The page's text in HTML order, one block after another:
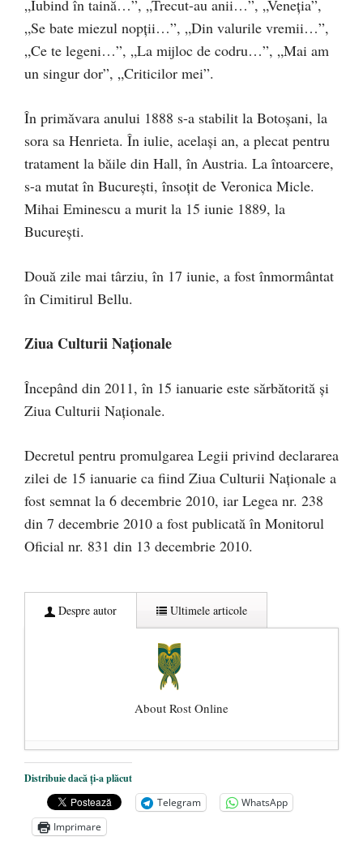
„Iubind în taină…”, „Trecut-au anii…”, „Veneţia”,
„Se bate miezul nopţii…”, „Din valurile vremii…”,
„Ce te legeni…”, „La mijloc de codru…”, „Mai am
un singur dor”, „Criticilor mei”.
În primăvara anului 1888 s-a stabilit la Botoşani, la
sora sa Henrieta. În iulie, acelaşi an, a plecat pentru
tratament la băile din Hall, în Austria. La întoarcere,
s-a mutat în Bucureşti, însoţit de Veronica Micle.
Mihai Eminescu a murit la 15 iunie 1889, la
Bucureşti.
Două zile mai târziu, în 17 iunie, a fost înmormântat
în Cimitirul Bellu.
Ziua Culturii Naționale
Începând din 2011, în 15 ianuarie este sărbătorită și
Ziua Culturii Naționale.
Decretul pentru promulgarea Legii privind declararea
zilei de 15 ianuarie ca fiind Ziua Culturii Naţionale a
fost semnat la 6 decembrie 2010, iar Legea nr. 238
din 7 decembrie 2010 a fost publicată în Monitorul
Oficial nr. 831 din 13 decembrie 2010.
Despre autor Ultimele articole
About Rost Online
Dezvăluiri cutremurătoare despre
președintele Ucrainei, Volodymyr
Zelensky
- 13 mai 2026
Statul care servește Națiunea
Distribuie dacă ți-a plăcut
Telegram
WhatsApp
Imprimare